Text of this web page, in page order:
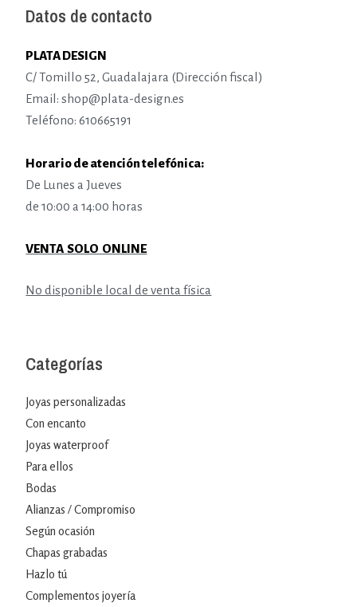
Datos de contacto
PLATA DESIGN
C/ Tomillo 52, Guadalajara (Dirección fiscal)
Email: shop@plata-design.es
Teléfono: 610665191
Horario de atención telefónica:
De Lunes a Jueves
de 10:00 a 14:00 horas
VENTA SOLO ONLINE
No disponible local de venta física
Categorías
Joyas personalizadas
Con encanto
Joyas waterproof
Para ellos
Bodas
Alianzas / Compromiso
Según ocasión
Chapas grabadas
Hazlo tú
Complementos joyería